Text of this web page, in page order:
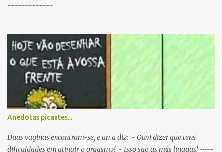
-------------
Anedotas picantes...
Duas vaginas encontram-se, e uma diz: - Ouvi dizer que tens
dificuldades em atingir o orgasmo! - Isso são as más línguas! ----